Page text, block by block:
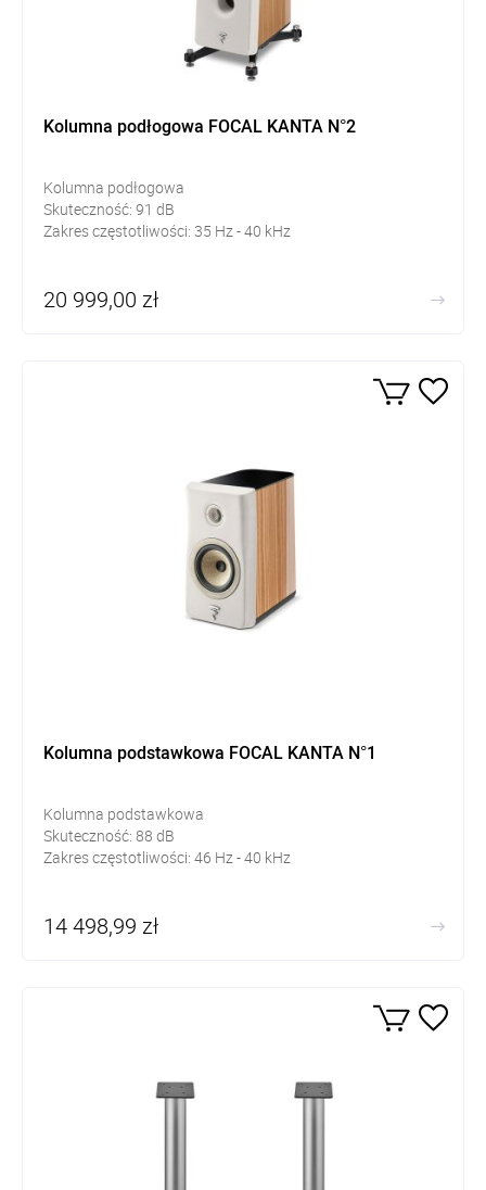
Kolumna podłogowa FOCAL KANTA N°2
Kolumna podłogowa
Skuteczność: 91 dB
Zakres częstotliwości: 35 Hz - 40 kHz
20 999,00 zł
Kolumna podstawkowa FOCAL KANTA N°1
Kolumna podstawkowa
Skuteczność: 88 dB
Zakres częstotliwości: 46 Hz - 40 kHz
14 498,99 zł